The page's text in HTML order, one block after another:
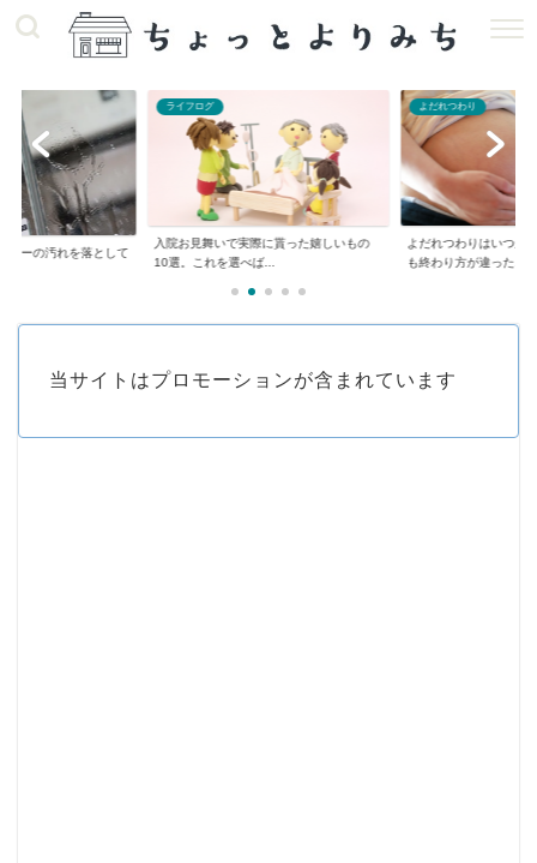
レーの汚れを落として
ライフログ
入院お見舞いで実際に貰った嬉しいもの
10選。これを選べば...
よだれつわり
よだれつわりはいつか
も終わり方が違った...
当サイトはプロモーションが含まれています